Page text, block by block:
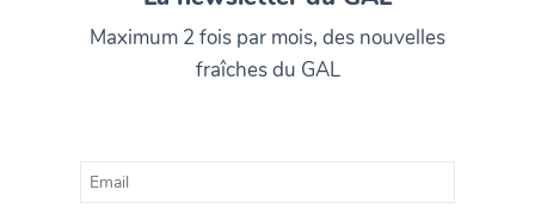
Maximum 2 fois par mois, des nouvelles
fraîches du GAL